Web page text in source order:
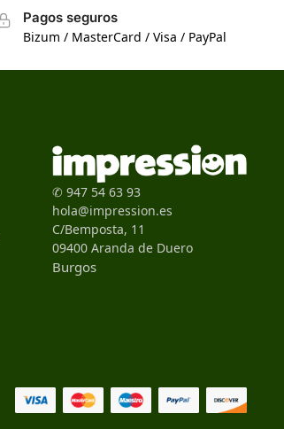
Pagos seguros
Bizum / MasterCard / Visa / PayPal
✆ 947 54 63 93
hola@impression.es
C/Bemposta, 11
09400 Aranda de Duero
Burgos